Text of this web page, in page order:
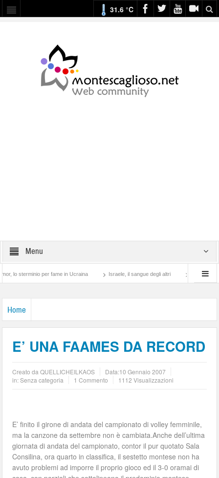
31.6 °C
Menu
per fame in Ucraina Israele, il sangue degli altri Lotta di classe…
Home
E’ UNA FAAMES DA RECORD
Creato daQUELLICHEILKAOS Data:10 Gennaio 2007
in: Senza categoria
1 Commento 1112 Visualizzazioni
E’ finito il girone di andata del campionato di volley femminile,
ma la canzone da settembre non è cambiata.Anche dell’ultima
giornata di andata del campionato, contor il pur quotato Sala
Consilina, ora quarto in classifica, il sestetto montese non ha
avuto problemi ad imporre il proprio gioco ed il 3-0 oramai di